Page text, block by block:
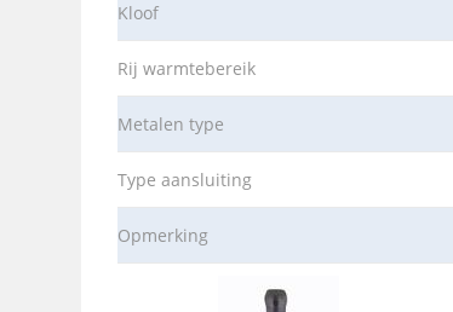
Kloof
Rij warmtebereik
Metalen type
Type aansluiting
Opmerking